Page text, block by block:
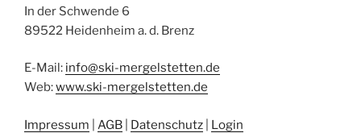
In der Schwende 6
89522 Heidenheim a. d. Brenz
E-Mail: info@ski-mergelstetten.de
Web:www.ski-mergelstetten.de
Impressum AGB Datenschutz Login